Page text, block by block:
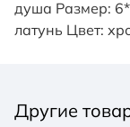
душа Размер:
латунь Цвет:
Другие